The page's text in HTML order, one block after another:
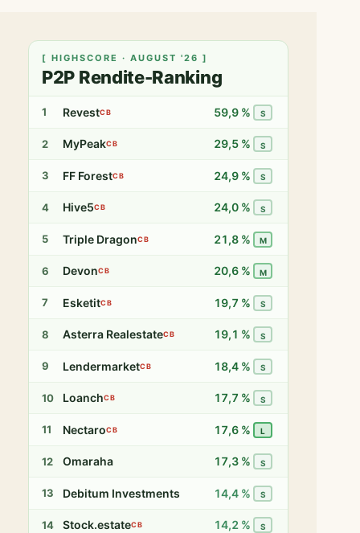
[ HIGHSCORE · AUGUST '26 ]
P2P Rendite-Ranking
1 RevestCB 59,9 % S
2 MyPeakCB 29,5 % S
3 FF ForestCB 24,9 % S
4 Hive5CB 24,0 % S
5 Triple DragonCB 21,8 % M
6 DevonCB 20,6 % M
7 EsketitCB 19,7 % S
8 Asterra RealestateCB 19,1 % S
9 LendermarketCB 18,4 % S
10 LoanchCB 17,7 % S
11 NectaroCB 17,6 % L
12 Omaraha 17,3 % S
13 Debitum Investments 14,4 % S
14 Stock.estateCB 14,2 % S